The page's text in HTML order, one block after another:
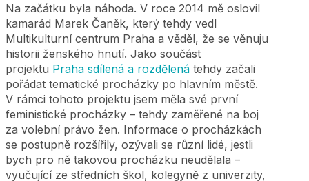
Na začátku byla náhoda. V roce 2014 mě oslovil
kamarád Marek Čaněk, který tehdy vedl
Multikulturní centrum Praha a věděl, že se věnuju
historii ženského hnutí. Jako součást
projektu Praha sdílená a rozdělená tehdy začali
pořádat tematické procházky po hlavním městě.
V rámci tohoto projektu jsem měla své první
feministické procházky – tehdy zaměřené na boj
za volební právo žen. Informace o procházkách
se postupně rozšířily, ozývali se různí lidé, jestli
bych pro ně takovou procházku neudělala –
vyučující ze středních škol, kolegyně z univerzity,